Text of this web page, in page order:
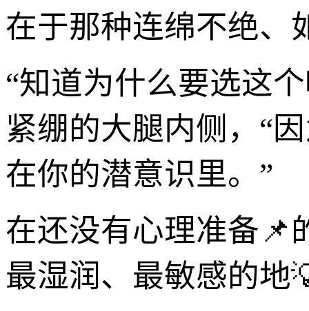
在于那种连绵不绝、
“知道为什么要选这
紧绷的大腿内侧，“
在你的潜意识里。”
在还没有心理准备📌
最湿润、最敏感的地